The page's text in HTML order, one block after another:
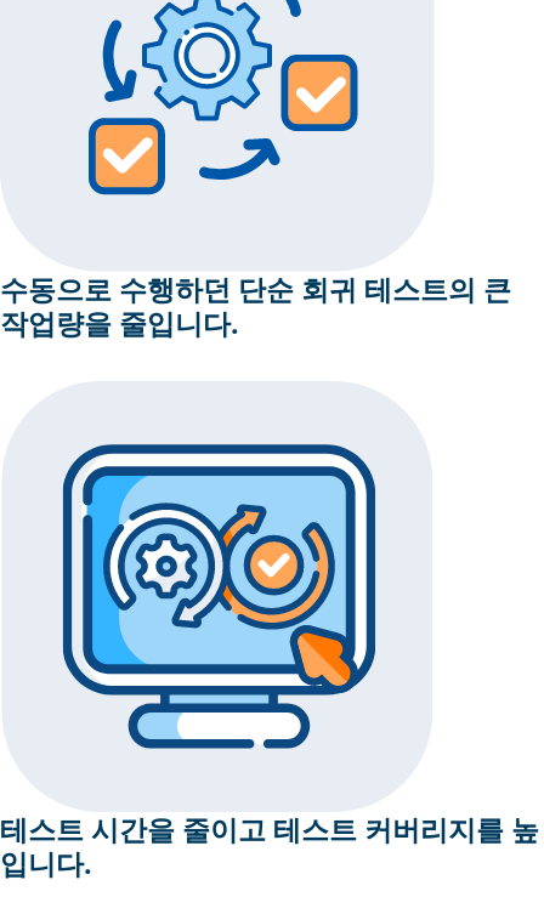
수동으로 수행하던 단순 회귀 테스트의 큰
작업량을 줄입니다.
테스트 시간을 줄이고 테스트 커버리지를 높
입니다.